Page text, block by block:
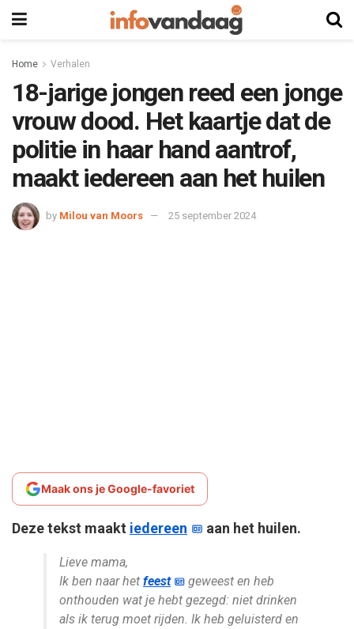
Home Verhalen
18-jarige jongen reed een jonge
vrouw dood. Het kaartje dat de
politie in haar hand aantrof,
maakt iedereen aan het huilen
by Milou van Moors 25 september 2024
Maak ons je Google-favoriet
Deze tekst maakt iedereen aan het huilen.
Lieve mama,
Ik ben naar het feest
geweest en heb
onthouden wat je hebt gezegd: niet drinken
als ik terug moet rijden. Ik heb geluisterd en